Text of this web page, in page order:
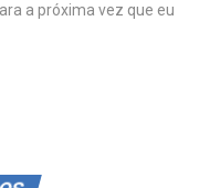
a próxima vez que eu